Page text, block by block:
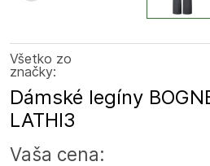
Všetko zo
značky:
Dámské legíny
LATHI3
Vaša cena: